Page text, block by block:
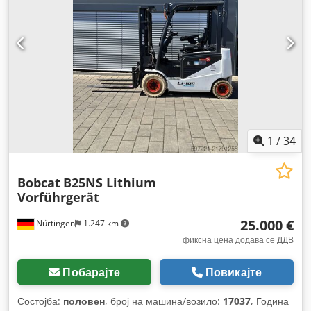
1 /34
Nürtingen 1.247 km
Bobcat B25NS Lithium
Vorführgerät
25.000 €
фиксна цена додава се ДДВ
Побарајте Повикајте
Состојба: половен, број на машина/возило: 17037, Година